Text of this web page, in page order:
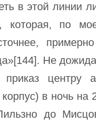
в этой линии
которая, по
Не
приказ центру
в ночь на
до